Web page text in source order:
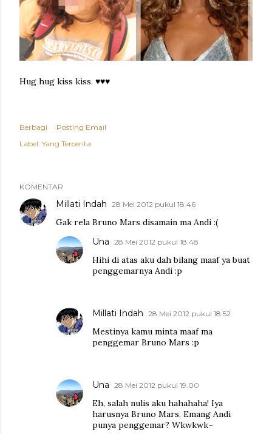
Hug hug kiss kiss. ♥♥♥
Berbagi
Posting Email
Label: Yang Tercerita
KOMENTAR
Millati Indah 28 Mei 2012 pukul 18.46
Gak rela Bruno Mars disamain ma Andi :(
Una 28 Mei 2012 pukul 18.48
Hihi di atas aku dah bilang maaf ya buat
penggemarnya Andi :p
Millati Indah 28 Mei 2012 pukul 18.52
Mestinya kamu minta maaf ma
penggemar Bruno Mars :p
Una 28 Mei 2012 pukul 19.00
Eh, salah nulis aku hahahaha! Iya
harusnya Bruno Mars. Emang Andi
punya penggemar? Wkwkwk~